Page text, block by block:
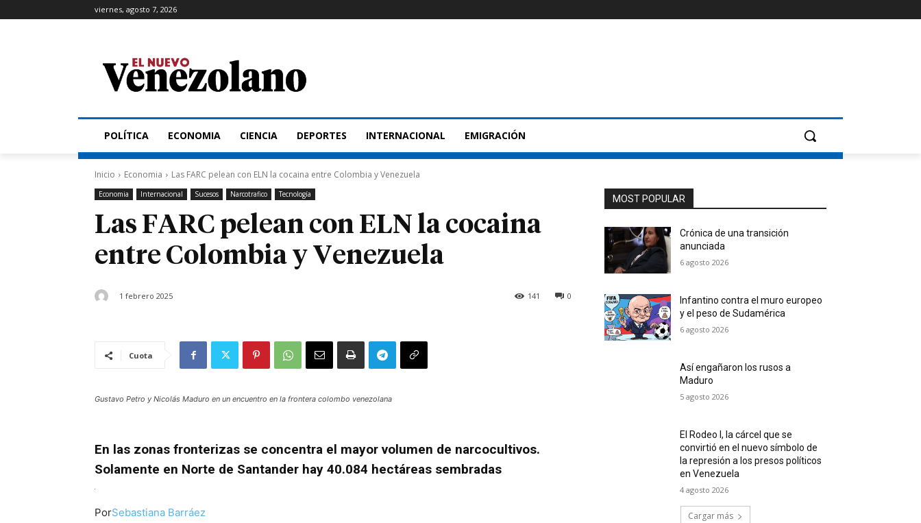
viernes, agosto 7, 2026
POLÍTICA ECONOMIA CIENCIA DEPORTES INTERNACIONAL EMIGRACIÓN
Inicio Economia Las FARC pelean con ELN la cocaina entre Colombia y Venezuela
Economia Internacional Sucesos Narcotrafico Tecnología
Las FARC pelean con ELN la cocaina
entre Colombia y Venezuela
1 febrero 2025 0
141
Cuota
Gustavo Petro y Nicolás Maduro en un encuentro en la frontera colombo venezolana
En las zonas fronterizas se concentra el mayor volumen de narcocultivos.
Solamente en Norte de Santander hay 40.084 hectáreas sembradas
PorSebastiana Barráez
MOST POPULAR
Crónica de una transición
anunciada
6 agosto 2026
Infantino contra el muro europeo
y el peso de Sudamérica
6 agosto 2026
Así engañaron los rusos a
Maduro
5 agosto 2026
El Rodeo I, la cárcel que se
convirtió en el nuevo símbolo de
la represión a los presos políticos
en Venezuela
4 agosto 2026
Cargar más